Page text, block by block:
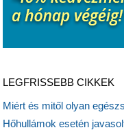
LEGFRISSEBB CIKKEK
Miért és mitől olyan
Hőhullámok esetén